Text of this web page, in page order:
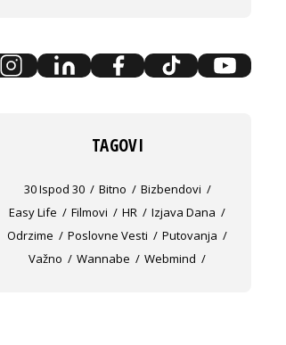
TAGOVI
30 Ispod 30 Bitno
Bizbendovi
Easy Life
Filmovi HR
Izjava Dana
Odrzime
Poslovne Vesti
Putovanja
Važno
Wannabe Webmind